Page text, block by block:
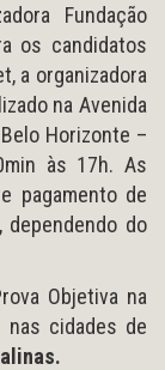
Fundação
os candidatos
a organizadora
na Avenida
Horizonte –
às 17h. As
pagamento de
dependendo do
Objetiva na
cidades de